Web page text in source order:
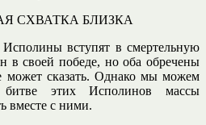
СХВАТКА БЛИЗКА
Исполины вступят в смертельную
в своей победе, но оба обречены
может сказать. Однако мы можем
этих Исполинов массы
вместе с ними.